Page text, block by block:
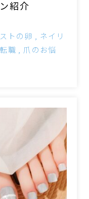
紹介
トの卵
ネイリ
職
爪のお悩